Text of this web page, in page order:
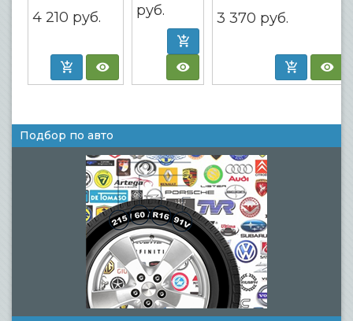
4 210 руб.
руб.
3 370 руб.
Подбор по авто